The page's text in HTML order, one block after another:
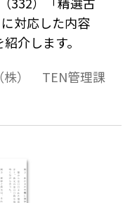
対応した内容
介します。
株） TEN管理課